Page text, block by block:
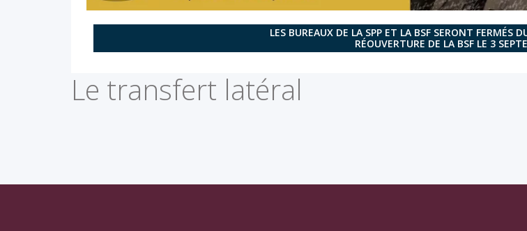
LES BUREAUX DE LA SPP ET LA BSF SERONT FERMÉS
RÉOUVERTURE DE LA BSF LE 3
Le transfert latéral